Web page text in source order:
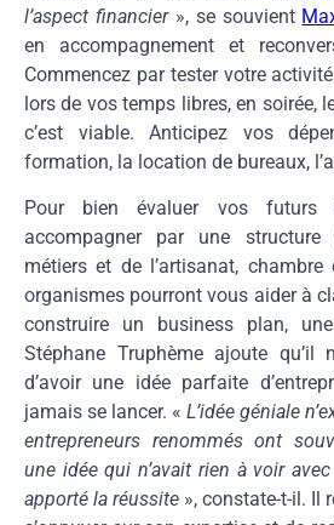
l’aspect financier», se souvient
en accompagnement et
Commencez par tester votre
lors de vos temps libres, en soirée,
c’est viable. Anticipez vos
formation, la location de bureaux,
Pour bien évaluer vos futurs
accompagner par une structure
métiers et de l’artisanat,
organismes pourront vous aider à
construire un business plan,
Stéphane Truphème ajoute
d’avoir une idée parfaite
jamais se lancer. « L’idée géniale
entrepreneurs renommés ont
une idée qui n’avait rien à voir
apporté la réussite », constate-t-il. Il